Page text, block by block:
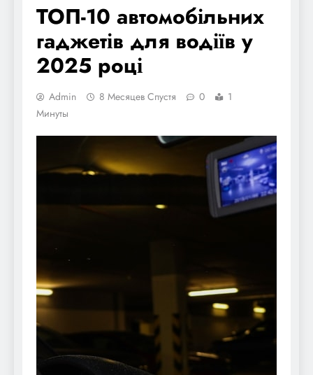
ТОП-10 автомобільних
гаджетів для водіїв у
2025 році
Admin 8 Месяцев Спустя 0
1
Минуты